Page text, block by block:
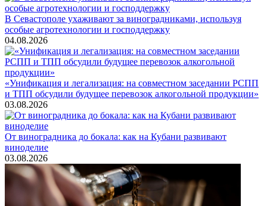
В Севастополе ухаживают за виноградниками, используя
особые агротехнологии и господдержку
04.08.2026
«Унификация и легализация: на совместном заседании РСПП
и ТПП обсудили будущее перевозок алкогольной продукции»
03.08.2026
От виноградника до бокала: как на Кубани развивают
виноделие
03.08.2026